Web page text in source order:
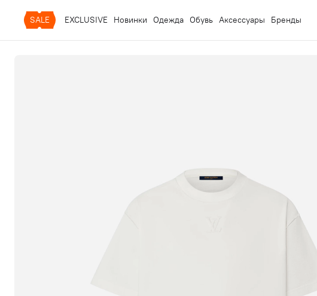
SALE EXCLUSIVE Новинки Одежда Обувь Аксессуары Бренды